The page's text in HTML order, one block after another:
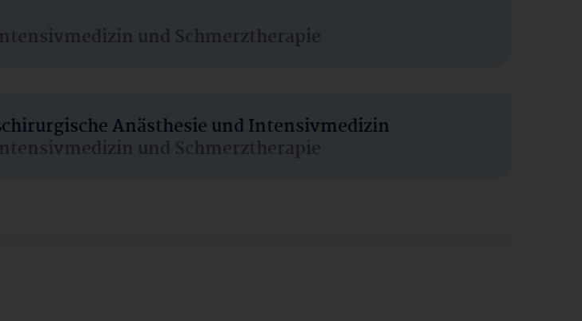
und Schmerztherapie
Anästhesie und Intensivmedizin
und Schmerztherapie